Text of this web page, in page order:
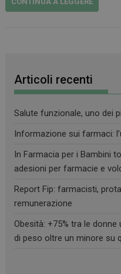
Articoli recenti
Salute funzionale, uno dei
Informazione sui farmaci:
In Farmacia per i Bambini
adesioni per farmacie e
Report Fip: farmacisti,
remunerazione
Obesità: +75% tra le
di peso oltre un minore su